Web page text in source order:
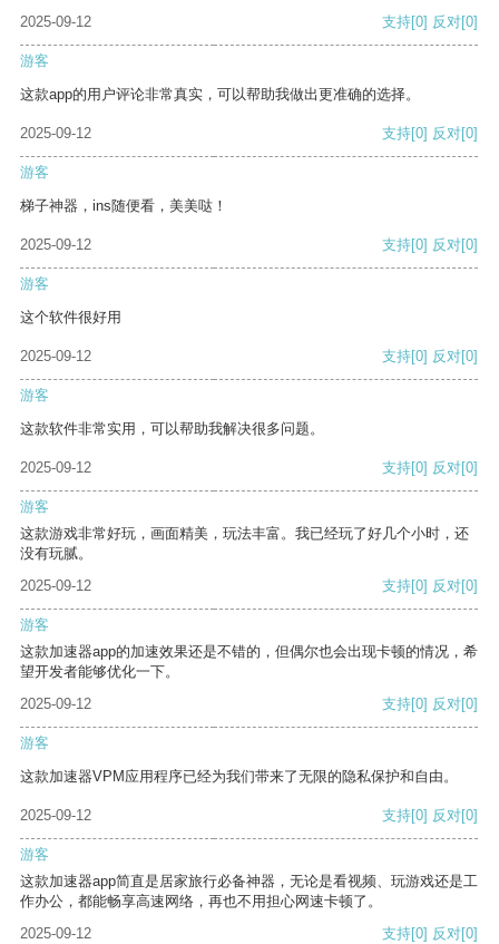
2025-09-12
支持[0] 反对[0]
游客
这款app的用户评论非常真实，可以帮助我做出更准确的选择。
2025-09-12 支持[0] 反对[0]
游客
梯子神器，ins随便看，美美哒！
2025-09-12 支持[0] 反对[0]
游客
这个软件很好用
2025-09-12 支持[0] 反对[0]
游客
这款软件非常实用，可以帮助我解决很多问题。
2025-09-12 支持[0] 反对[0]
游客
这款游戏非常好玩，画面精美，玩法丰富。我已经玩了好几个小时，还
没有玩腻。
2025-09-12
支持[0] 反对[0]
游客
这款加速器app的加速效果还是不错的，但偶尔也会出现卡顿的情况，希
望开发者能够优化一下。
2025-09-12
支持[0] 反对[0]
游客
这款加速器VPM应用程序已经为我们带来了无限的隐私保护和自由。
2025-09-12 支持[0] 反对[0]
游客
这款加速器app简直是居家旅行必备神器，无论是看视频、玩游戏还是工
作办公，都能畅享高速网络，再也不用担心网速卡顿了。
2025-09-12
支持[0] 反对[0]